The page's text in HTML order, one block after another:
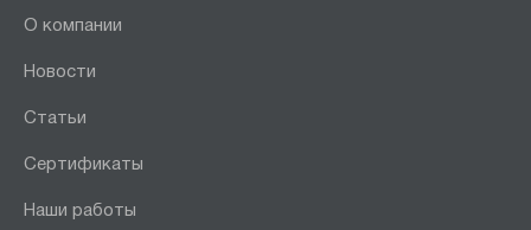
О компании
Новости
Статьи
Сертификаты
Наши работы